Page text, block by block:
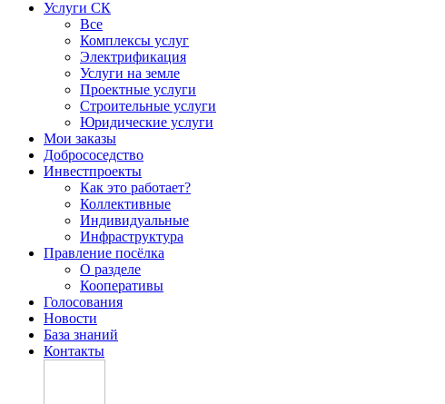
Услуги СК
Все
Комплексы услуг
Электрификация
Услуги на земле
Проектные услуги
Строительные услуги
Юридические услуги
Мои заказы
Добрососедство
Инвестпроекты
Как это работает?
Коллективные
Индивидуальные
Инфраструктура
Правление посёлка
О разделе
Кооперативы
Голосования
Новости
База знаний
Контакты